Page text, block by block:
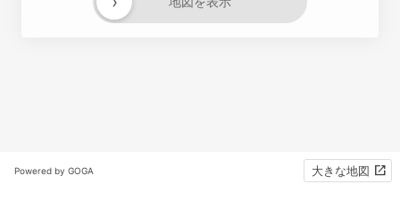
Powered by GOGA 大きな地図